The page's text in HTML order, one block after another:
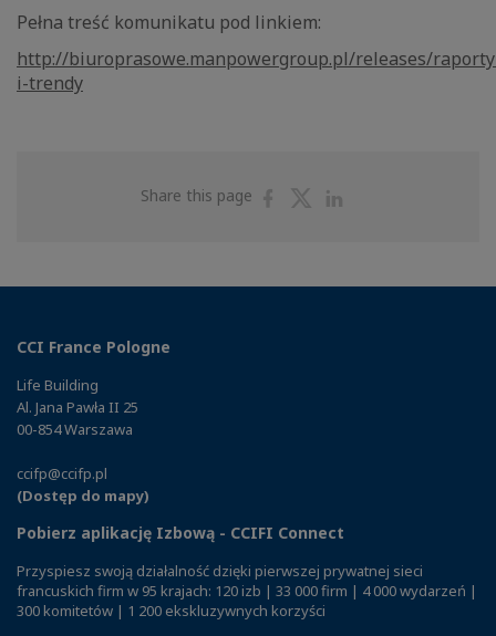
Pełna treść komunikatu pod linkiem:
http://biuroprasowe.manpowergroup.pl/releases/
i-trendy
Share this page
ShareShare
CCI France Pologne
Life Building
Al. Jana Pawła II 25
00-854 Warszawa
ccifp@ccifp.pl
(Dostęp do mapy)
Pobierz aplikację Izbową - CCIFI Connect
Przyspiesz swoją działalność dzięki pierwszej prywatnej sieci
francuskich firm w 95 krajach: 120 izb | 33 000 firm | 4 000 wydarzeń |
300 komitetów | 1 200 ekskluzywnych korzyści